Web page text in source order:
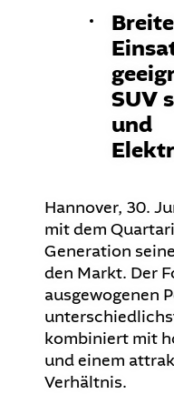
SUV
und
Hannover, 30.
mit dem
Generation
den Markt. Der
ausgewogenen
kombiniert mit
und einem
Verhältnis.